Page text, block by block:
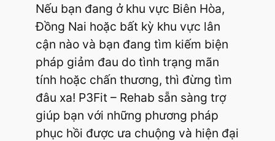
Nếu bạn đang ở khu vực Biên Hòa,
Đồng Nai hoặc bất kỳ khu vực lân
cận nào và bạn đang tìm kiếm biện
pháp giảm đau do tình trạng mãn
tính hoặc chấn thương, thì đừng tìm
đâu xa! P3Fit – Rehab sẵn sàng trợ
giúp bạn với những phương pháp
phục hồi được ưa chuộng và hiện đại